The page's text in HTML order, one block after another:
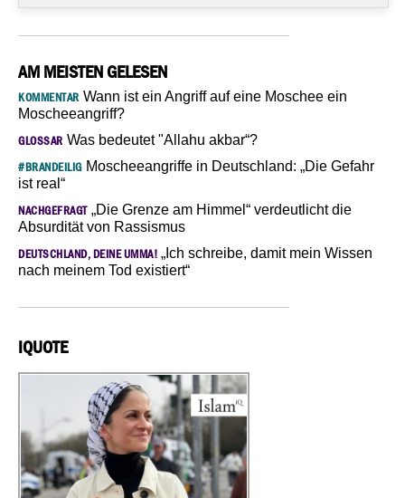
AM MEISTEN GELESEN
KOMMENTAR Wann ist ein Angriff auf eine Moschee ein
Moscheeangriff?
GLOSSAR Was bedeutet "Allahu akbar“?
#BRANDEILIGMoscheeangriffe in Deutschland: „Die Gefahr
ist real“
NACHGEFRAGT„Die Grenze am Himmel“ verdeutlicht die
Absurdität von Rassismus
DEUTSCHLAND, DEINE UMMA! „Ich schreibe, damit mein Wissen
nach meinem Tod existiert“
IQUOTE